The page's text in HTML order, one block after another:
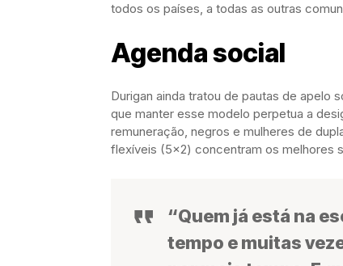
todos os países, a todas as outras
Agenda social
Durigan ainda tratou de pautas de apelo
que manter esse modelo perpetua a
remuneração, negros e mulheres de
flexíveis (5×2) concentram os melhores
“Quem já está na
tempo e muitas